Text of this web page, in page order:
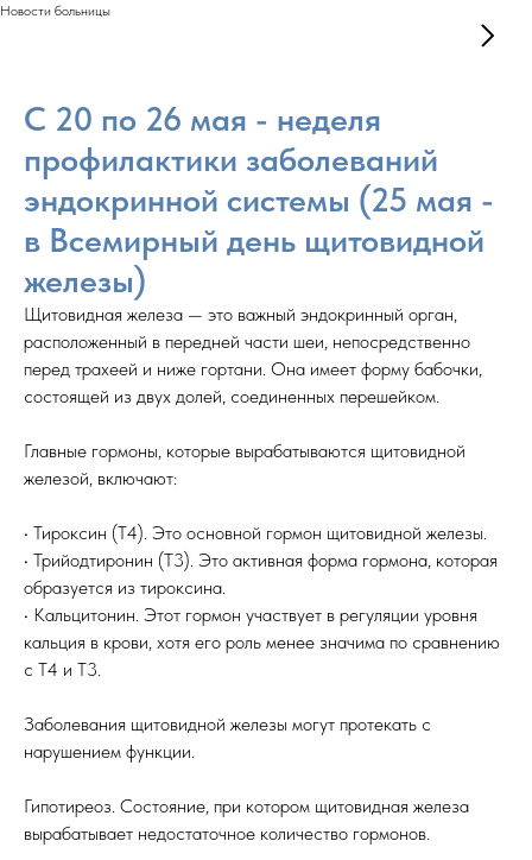
Новости больницы
С 20 по 26 мая - неделя
профилактики заболеваний
эндокринной системы (25 мая -
в Всемирный день щитовидной
железы)
Щитовидная железа — это важный эндокринный орган,
расположенный в передней части шеи, непосредственно
перед трахеей и ниже гортани. Она имеет форму бабочки,
состоящей из двух долей, соединенных перешейком.
Главные гормоны, которые вырабатываются щитовидной
железой, включают:
• Тироксин (Т4). Это основной гормон щитовидной железы.
• Трийодтиронин (Т3). Это активная форма гормона, которая
образуется из тироксина.
• Кальцитонин. Этот гормон участвует в регуляции уровня
кальция в крови, хотя его роль менее значима по сравнению
с Т4 и Т3.
Заболевания щитовидной железы могут протекать с
нарушением функции.
Гипотиреоз. Состояние, при котором щитовидная железа
вырабатывает недостаточное количество гормонов.